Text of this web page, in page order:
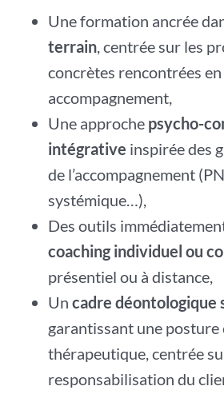
Une formation ancrée
terrain, centrée sur les
concrètes rencontrées en
accompagnement,
Une approche psycho-
intégrative inspirée des
de l’accompagnement
systémique…),
Des outils
coaching individuel ou
présentiel ou à distance,
Un cadre déontologique
garantissant une posture
thérapeutique, centrée
responsabilisation du